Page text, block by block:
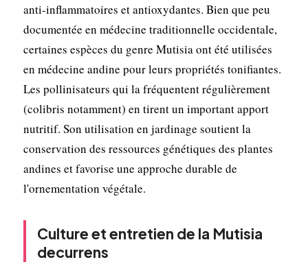
anti-inflammatoires et antioxydantes. Bien que peu
documentée en médecine traditionnelle occidentale,
certaines espèces du genre Mutisia ont été utilisées
en médecine andine pour leurs propriétés tonifiantes.
Les pollinisateurs qui la fréquentent régulièrement
(colibris notamment) en tirent un important apport
nutritif. Son utilisation en jardinage soutient la
conservation des ressources génétiques des plantes
andines et favorise une approche durable de
l'ornementation végétale.
Culture et entretien de la Mutisia
decurrens